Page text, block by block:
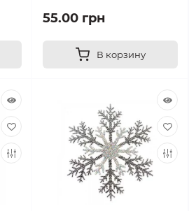
55.00 грн
В корзину